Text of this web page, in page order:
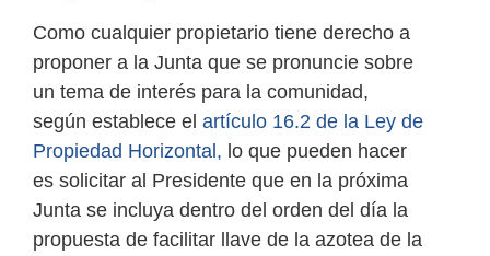
Como cualquier propietario tiene derecho a
proponer a la Junta que se pronuncie sobre
un tema de interés para la comunidad,
según establece el artículo 16.2 de la Ley de
Propiedad Horizontal, lo que pueden hacer
es solicitar al Presidente que en la próxima
Junta se incluya dentro del orden del día la
propuesta de facilitar llave de la azotea de la